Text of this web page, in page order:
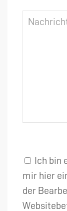
Ich bin
mir hier
der